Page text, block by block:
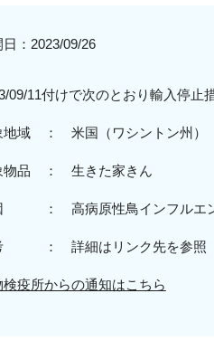
： 2023/09/26
09/11付けで次のとおり輸入停止
地域 ： 米国（ワシントン州）
物品 ： 生きた家きん
因 ： 高病原性鳥インフルエ
： 詳細はリンク先を参照
検疫所からの通知はこちら